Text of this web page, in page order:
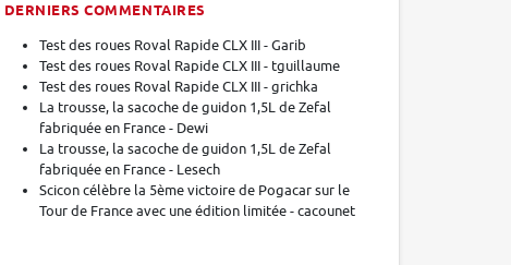
DERNIERS COMMENTAIRES
Test des roues Roval Rapide CLX III - Garib
Test des roues Roval Rapide CLX III - tguillaume
Test des roues Roval Rapide CLX III - grichka
La trousse, la sacoche de guidon 1,5L de Zefal
fabriquée en France - Dewi
La trousse, la sacoche de guidon 1,5L de Zefal
fabriquée en France - Lesech
Scicon célèbre la 5ème victoire de Pogacar sur le
Tour de France avec une édition limitée - cacounet